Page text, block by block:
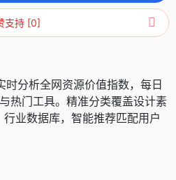
支持 [0]
时分析全网资源价值指数，每日
热门工具。精准分类覆盖设计素
业数据库，智能推荐匹配用户